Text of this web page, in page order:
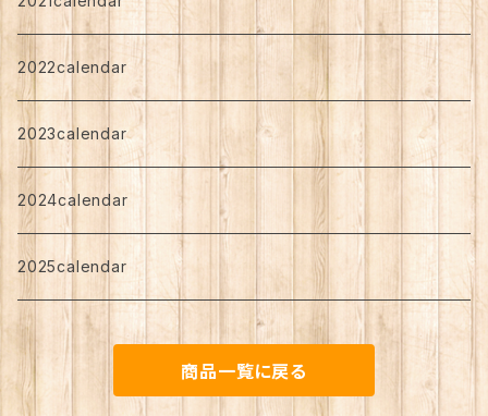
Art Support
Art Support
Standard
nagomi
希
angen
2022calendar
2023calendar
2024calendar
2025calendar
商品一覧に戻る